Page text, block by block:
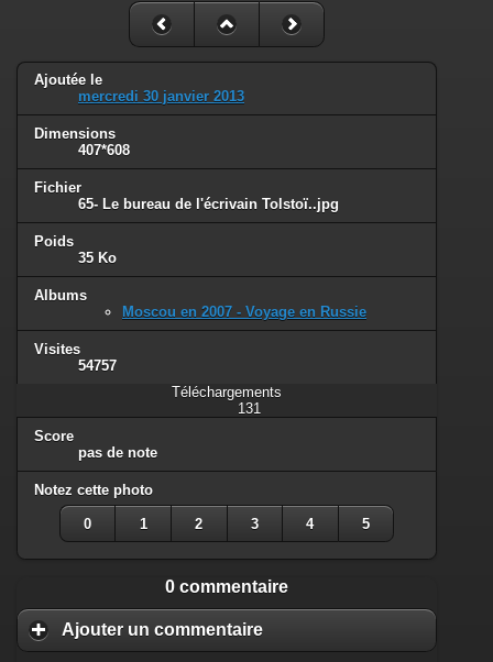
Ajoutée le
mercredi 30 janvier 2013
Dimensions
407*608
Fichier
65- Le bureau de l'écrivain Tolstoï..jpg
Poids
35 Ko
Albums
Moscou en 2007 - Voyage en Russie
Visites
54757
Téléchargements
131
Score
pas de note
Notez cette photo
0 1 2 3 4 5
0 commentaire
Ajouter un commentaire